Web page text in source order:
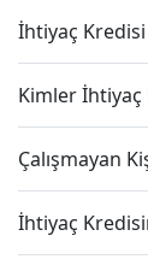
İhtiyaç Kredisi
Kimler İhtiyaç
Çalışmayan
İhtiyaç